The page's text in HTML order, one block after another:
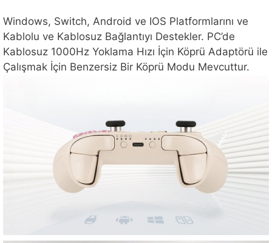
Windows, Switch, Android ve IOS Platformlarını ve
Kablolu ve Kablosuz Bağlantıyı Destekler. PC’de
Kablosuz 1000Hz Yoklama Hızı İçin Köprü Adaptörü ile
Çalışmak İçin Benzersiz Bir Köprü Modu Mevcuttur.